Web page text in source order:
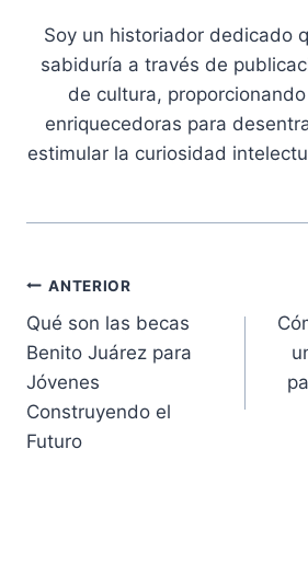
Soy un historiador dedicado
sabiduría a través de
de cultura,
enriquecedoras para
estimular la curiosidad
Navegación
de
entradas
ANTERIOR
Qué son las becas
Benito Juárez para
Jóvenes
Construyendo el
Futuro